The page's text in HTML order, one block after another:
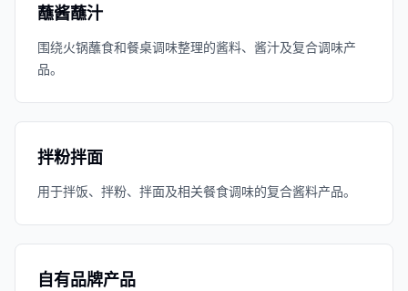
蘸酱蘸汁
围绕火锅蘸食和餐桌调味整理的酱料、酱汁及复合调味产
品。
拌粉拌面
用于拌饭、拌粉、拌面及相关餐食调味的复合酱料产品。
自有品牌产品